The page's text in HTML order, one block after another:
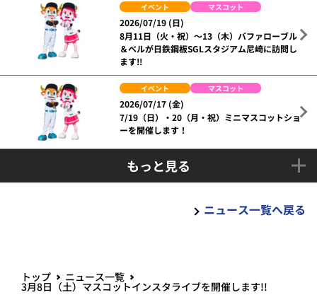
イベント マスコット
2026/07/19 (日)
8月11日（火・祝）～13（木）バファローブル
＆ベルが日鉄鋼板SGLスタジアム尼崎に訪問し
ます!!
イベント マスコット
2026/07/17 (金)
7/19（日）・20（月・祝）ミニマスコットショ
ーを開催します！
もっと見る
ニュース一覧へ戻る
トップ ニュース一覧
3月8日（土）マスコットインスタライブを開催します!!